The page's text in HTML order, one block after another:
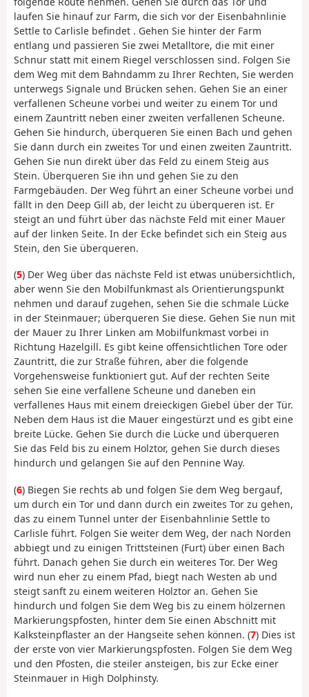
laufen Sie hinauf zur Farm, die sich vor der Eisenbahnlinie
Settle to Carlisle befindet . Gehen Sie hinter der Farm
entlang und passieren Sie zwei Metalltore, die mit einer
Schnur statt mit einem Riegel verschlossen sind. Folgen Sie
dem Weg mit dem Bahndamm zu Ihrer Rechten, Sie werden
unterwegs Signale und Brücken sehen. Gehen Sie an einer
verfallenen Scheune vorbei und weiter zu einem Tor und
einem Zauntritt neben einer zweiten verfallenen Scheune.
Gehen Sie hindurch, überqueren Sie einen Bach und gehen
Sie dann durch ein zweites Tor und einen zweiten Zauntritt.
Gehen Sie nun direkt über das Feld zu einem Steig aus
Stein. Überqueren Sie ihn und gehen Sie zu den
Farmgebäuden. Der Weg führt an einer Scheune vorbei und
fällt in den Deep Gill ab, der leicht zu überqueren ist. Er
steigt an und führt über das nächste Feld mit einer Mauer
auf der linken Seite. In der Ecke befindet sich ein Steig aus
Stein, den Sie überqueren.
(5) Der Weg über das nächste Feld ist etwas unübersichtlich,
aber wenn Sie den Mobilfunkmast als Orientierungspunkt
nehmen und darauf zugehen, sehen Sie die schmale Lücke
in der Steinmauer; überqueren Sie diese. Gehen Sie nun mit
der Mauer zu Ihrer Linken am Mobilfunkmast vorbei in
Richtung Hazelgill. Es gibt keine offensichtlichen Tore oder
Zauntritt, die zur Straße führen, aber die folgende
Vorgehensweise funktioniert gut. Auf der rechten Seite
sehen Sie eine verfallene Scheune und daneben ein
verfallenes Haus mit einem dreieckigen Giebel über der Tür.
Neben dem Haus ist die Mauer eingestürzt und es gibt eine
breite Lücke. Gehen Sie durch die Lücke und überqueren
Sie das Feld bis zu einem Holztor, gehen Sie durch dieses
hindurch und gelangen Sie auf den Pennine Way.
(6) Biegen Sie rechts ab und folgen Sie dem Weg bergauf,
um durch ein Tor und dann durch ein zweites Tor zu gehen,
das zu einem Tunnel unter der Eisenbahnlinie Settle to
Carlisle führt. Folgen Sie weiter dem Weg, der nach Norden
abbiegt und zu einigen Trittsteinen (Furt) über einen Bach
führt. Danach gehen Sie durch ein weiteres Tor. Der Weg
wird nun eher zu einem Pfad, biegt nach Westen ab und
steigt sanft zu einem weiteren Holztor an. Gehen Sie
hindurch und folgen Sie dem Weg bis zu einem hölzernen
Markierungspfosten, hinter dem Sie einen Abschnitt mit
Kalksteinpflaster an der Hangseite sehen können. (7) Dies ist
der erste von vier Markierungspfosten. Folgen Sie dem Weg
und den Pfosten, die steiler ansteigen, bis zur Ecke einer
Steinmauer in High Dolphinsty.